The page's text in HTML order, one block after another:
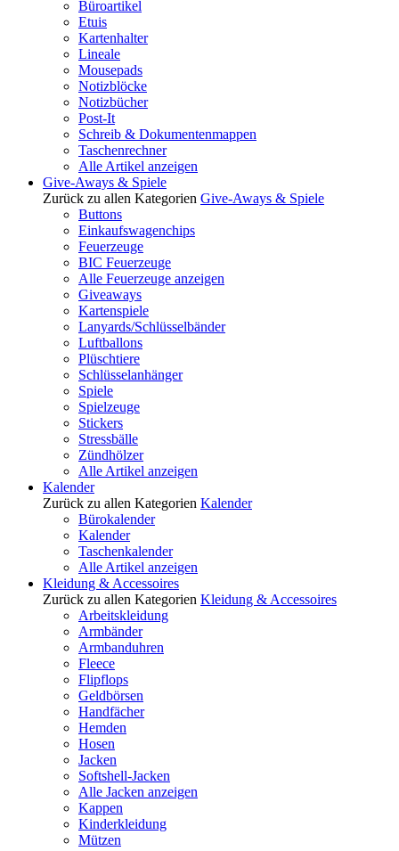
Büroartikel
Etuis
Kartenhalter
Lineale
Mousepads
Notizblöcke
Notizbücher
Post-It
Schreib & Dokumentenmappen
Taschenrechner
Alle Artikel anzeigen
Give-Aways & Spiele
Zurück zu allen Kategorien Give-Aways & Spiele
Buttons
Einkaufswagenchips
Feuerzeuge
BIC Feuerzeuge
Alle Feuerzeuge anzeigen
Giveaways
Kartenspiele
Lanyards/Schlüsselbänder
Luftballons
Plüschtiere
Schlüsselanhänger
Spiele
Spielzeuge
Stickers
Stressbälle
Zündhölzer
Alle Artikel anzeigen
Kalender
Zurück zu allen Kategorien Kalender
Bürokalender
Kalender
Taschenkalender
Alle Artikel anzeigen
Kleidung & Accessoires
Zurück zu allen Kategorien Kleidung & Accessoires
Arbeitskleidung
Armbänder
Armbanduhren
Fleece
Flipflops
Geldbörsen
Handfächer
Hemden
Hosen
Jacken
Softshell-Jacken
Alle Jacken anzeigen
Kappen
Kinderkleidung
Mützen